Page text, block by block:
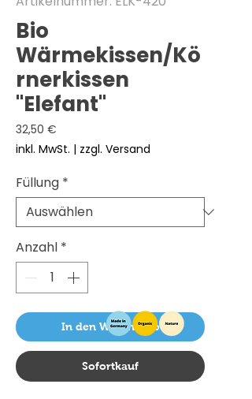
Bio
Wärmekissen/Kö
rnerkissen
"Elefant"
32,50 €
inkl. MwSt. | zzgl. Versand
Füllung *
Anzahl *
In den Warenkorb
Sofortkauf